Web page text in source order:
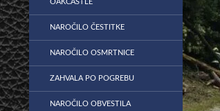
OAKCASTLE
NAROČILO ČESTITKE
NAROČILO OSMRTNICE
ZAHVALA PO POGREBU
NAROČILO OBVESTILA